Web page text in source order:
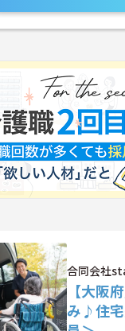
合同会社
【大阪
み♪住宅